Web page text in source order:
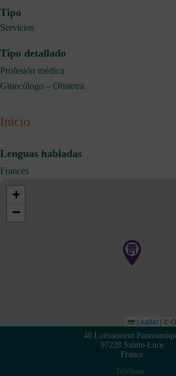
Tipo
Servicios
Tipo detallado
Profesión médica
Ginecólogo – Obstetra
Inicio
Lenguas habladas
Francés
+
−
Leaflet | ©
40 Lotissement
97228 Sainte-Luce
France
Teléfono :